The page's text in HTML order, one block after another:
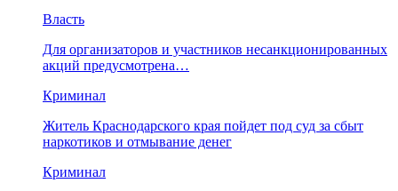
Власть
Для организаторов и участников несанкционированных
акций предусмотрена…
Криминал
Житель Краснодарского края пойдет под суд за сбыт
наркотиков и отмывание денег
Криминал